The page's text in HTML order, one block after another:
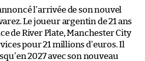
l’arrivée de son nouvel
Le joueur argentin de 21 ans
de River Plate, Manchester City
pour 21 millions d’euros. Il
2027 avec son nouveau